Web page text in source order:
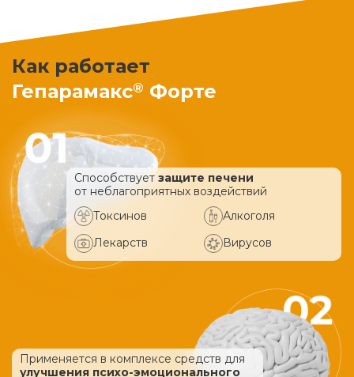
Как работает
Гепарамакс® Форте
Способствует защите печени
от неблагоприятных воздействий
Токсинов
Алкоголя
Лекарств
Вирусов
Применяется в комплексе средств для
улучшения психо-эмоционального